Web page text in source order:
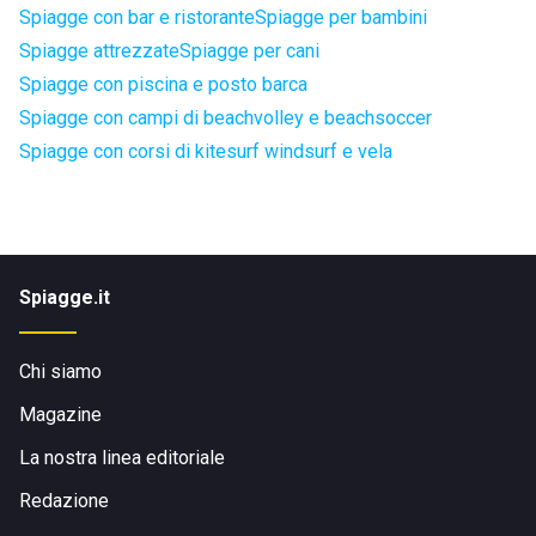
Spiagge con bar e ristoranteSpiagge per bambini
Spiagge attrezzateSpiagge per cani
Spiagge con piscina e posto barca
Spiagge con campi di beachvolley e beachsoccer
Spiagge con corsi di kitesurf windsurf e vela
Spiagge.it
Chi siamo
Magazine
La nostra linea editoriale
Redazione